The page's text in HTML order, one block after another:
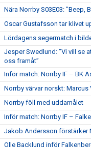
Nära Norrby S03E03: "Beep,
Oscar Gustafsson tar klivet
Lördagens segermatch i
Jesper Swedlund: ”Vi vill se
oss framåt”
Inför match: Norrby IF – BK
Norrby värvar norskt:
Norrby föll med uddamålet
Inför match: Norrby IF –
Jakob Andersson förstärker
Olle Backlund inför